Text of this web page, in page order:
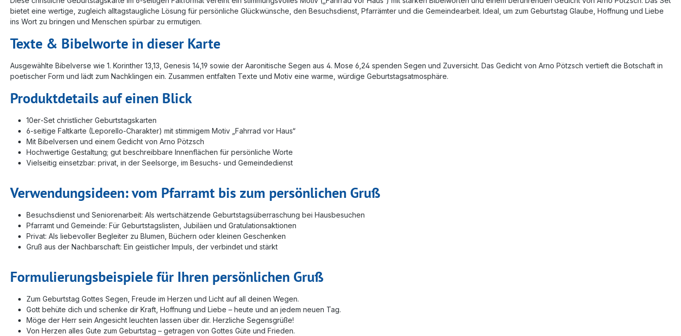
bietet eine wertige, zugleich alltagstaugliche Lösung für persönliche Glückwünsche, den Besuchsdienst, Pfarrämter und die Gemeindearbeit. Ideal, um zum Geburtstag Glaube, Hoffnung und Liebe
ins Wort zu bringen und Menschen spürbar zu ermutigen.
Texte & Bibelworte in dieser Karte
Ausgewählte Bibelverse wie 1. Korinther 13,13, Genesis 14,19 sowie der Aaronitische Segen aus 4. Mose 6,24 spenden Segen und Zuversicht. Das Gedicht von Arno Pötzsch vertieft die Botschaft in
poetischer Form und lädt zum Nachklingen ein. Zusammen entfalten Texte und Motiv eine warme, würdige Geburtstagsatmosphäre.
Produktdetails auf einen Blick
10er‑Set christlicher Geburtstagskarten
6‑seitige Faltkarte (Leporello‑Charakter) mit stimmigem Motiv „Fahrrad vor Haus“
Mit Bibelversen und einem Gedicht von Arno Pötzsch
Hochwertige Gestaltung; gut beschreibbare Innenflächen für persönliche Worte
Vielseitig einsetzbar: privat, in der Seelsorge, im Besuchs- und Gemeindedienst
Verwendungsideen: vom Pfarramt bis zum persönlichen Gruß
Besuchsdienst und Seniorenarbeit: Als wertschätzende Geburtstagsüberraschung bei Hausbesuchen
Pfarramt und Gemeinde: Für Geburtstagslisten, Jubiläen und Gratulationsaktionen
Privat: Als liebevoller Begleiter zu Blumen, Büchern oder kleinen Geschenken
Gruß aus der Nachbarschaft: Ein geistlicher Impuls, der verbindet und stärkt
Formulierungsbeispiele für Ihren persönlichen Gruß
Zum Geburtstag Gottes Segen, Freude im Herzen und Licht auf all deinen Wegen.
Gott behüte dich und schenke dir Kraft, Hoffnung und Liebe – heute und an jedem neuen Tag.
Möge der Herr sein Angesicht leuchten lassen über dir. Herzliche Segensgrüße!
Von Herzen alles Gute zum Geburtstag – getragen von Gottes Güte und Frieden.